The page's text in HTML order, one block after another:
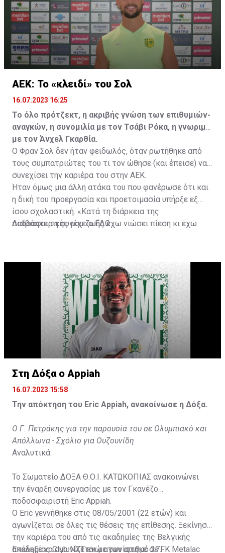
καλοκαίρι.
ΑΕΚ: Το «κλειδί» του Σολ
16.07.2023 16:25
Το όλο πρότζεκτ, η ακριβής γνώση των επιθυμιών-
αναγκών, η συνομιλία με τον Τσάβι Ρόκα, η γνωριμία
με τον Άνχελ Γκαρθία.
Ο Φραν Σολ δεν ήταν φειδωλός, όταν ρωτήθηκε από
τους συμπατριώτες του τι τον ώθησε (και έπεισε) να
συνεχίσει την καριέρα του στην ΑΕΚ.
Ήταν όμως μια άλλη ατάκα του που φανέρωσε ότι και
η δική του προεργασία και προετοιμασία υπήρξε εξ
ίσου σχολαστική. «Κατά τη διάρκεια της
ποδοσφαιρικής μου ζωής έχω νιώσει πίεση κι έχω
31χρονος άσος.
Διαβάστε τη συνέχειαΕΔΩ
Στη Δόξα ο Appiah
16.07.2023 15:58
Την απόκτηση του Eric Appiah, ανακοίνωσε η Δόξα.
Ο Γ. Πετράκης για την παρουσία του σε Ολυμπιακό και
Απόλλωνα - Σχόλιο για Ουζουνίδη
Αναλυτικά:
Το Σωματείο ΔΟΞΑ Θ.Ο.Ι. ΚΑΤΩΚΟΠΙΑΣ ανακοινώνει
την έναρξη συνεργασίας με τον Γκανέζο
ποδοσφαιριστή Eric Appiah.
Ο Eric γεννήθηκε στις 08/05/2001 (22 ετών) και
αγωνίζεται σε όλες τις θέσεις της επίθεσης. Ξεκίνησε
την καριέρα του από τις ακαδημίες της Βελγικής
ακαδημίας Club NXT ενώ αγωνίστηκε σε FK Metalac
Επέλεξε να αγωνίζεται με τον αριθμό 27.